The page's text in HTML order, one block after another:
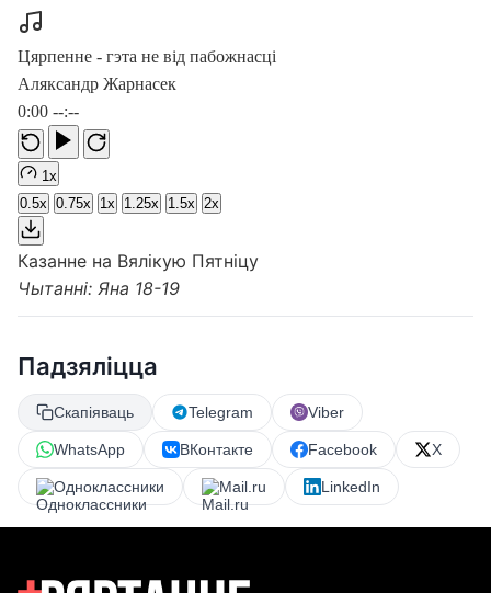
Цярпенне - гэта не від пабожнасці
Аляксандр Жарнасек
0:00 --:--
1x
0.5x 0.75x 1x 1.25x 1.5x 2x
Казанне на Вялікую Пятніцу
Чытанні: Яна 18-19
Падзяліцца
Скапіяваць Telegram Viber
WhatsApp ВКонтакте Facebook X
Одноклассники Mail.ru LinkedIn